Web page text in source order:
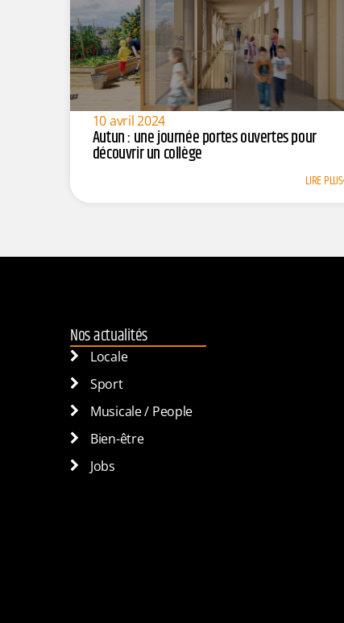
10 avril 2024
Autun : une journée portes ouvertes pour
découvrir un collège
LIRE PLUS
Nos actualités
Locale
Sport
Musicale / People
Bien-être
Jobs